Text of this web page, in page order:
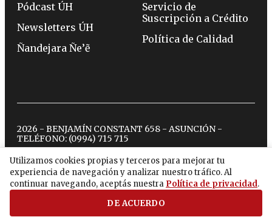
Utilizamos cookies propias y terceros para mejorar tu
experiencia de navegación y analizar nuestro tráfico. Al
continuar navegando, aceptás nuestra Política de privacidad.
DE ACUERDO
Pódcast ÚH
Newsletters ÚH
Ñandejara Ñe’ẽ
Servicio de
Suscripción a Crédito
Política de Calidad
2026 - BENJAMÍN CONSTANT 658 - ASUNCIÓN -
TELÉFONO: (0994) 715 715
twitterinstagram
facebook
tiktokyoutubespotify